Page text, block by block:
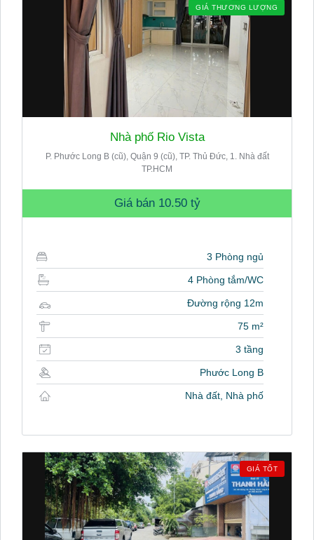
GIÁ THƯƠNG LƯỢNG
Nhà phố Rio Vista
P. Phước Long B (cũ), Quận 9 (cũ), TP. Thủ Đức, 1. Nhà đất
TP.HCM
Giá bán 10.50 tỷ
3 Phòng ngủ
4 Phòng tắm/WC
Đường rộng 12m
75 m²
3 tầng
Phước Long B
Nhà đất, Nhà phố
GIÁ TỐT